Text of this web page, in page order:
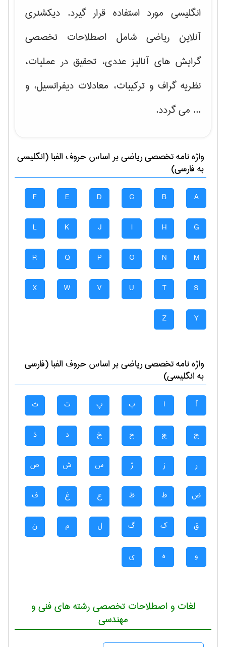
انگلیسی مورد استفاده قرار گیرد. دیکشنری
آنلاین ریاضی شامل اصطلاحات تخصصی
گرایش های آنالیز عددی، تحقیق در عملیات،
نظریه گراف و تركیبات، معادلات دیفرانسیل، و
... می گردد.
واژه نامه تخصصیرياضیبر اساس حروف الفبا (انگلیسی
به فارسی)
A
B
C
D
E
F
G
H
I
J
K
L
M
N
O
P
Q
R
S
T
U
V
W
X
Y
Z
واژه نامه تخصصیرياضیبر اساس حروف الفبا (فارسی
به انگلیسی)
آ ا ب پ ت ث
ج چ ح خ د ذ
ر ز ژ س ش ص
ض ط ظ ع غ ف
ق ک گ ل م ن
و ه ی
لغات و اصطلاحات تخصصی رشته های فنی و
مهندسی